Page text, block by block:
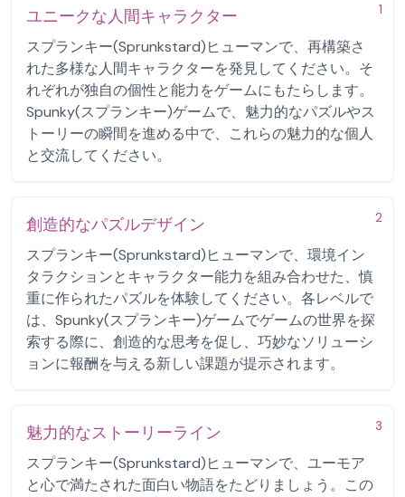
1
ユニークな人間キャラクター
スプランキー(Sprunkstard)ヒューマンで、再構築さ
れた多様な人間キャラクターを発見してください。そ
れぞれが独自の個性と能力をゲームにもたらします。
Spunky(スプランキー)ゲームで、魅力的なパズルやス
トーリーの瞬間を進める中で、これらの魅力的な個人
と交流してください。
2
創造的なパズルデザイン
スプランキー(Sprunkstard)ヒューマンで、環境イン
タラクションとキャラクター能力を組み合わせた、慎
重に作られたパズルを体験してください。各レベルで
は、Spunky(スプランキー)ゲームでゲームの世界を探
索する際に、創造的な思考を促し、巧妙なソリューシ
ョンに報酬を与える新しい課題が提示されます。
3
魅力的なストーリーライン
スプランキー(Sprunkstard)ヒューマンで、ユーモア
と心で満たされた面白い物語をたどりましょう。この